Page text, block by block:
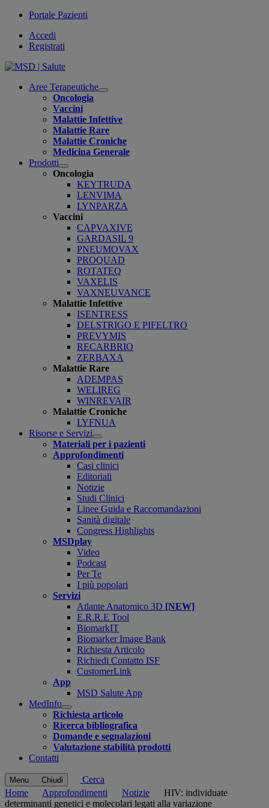
Portale Pazienti
Accedi
Registrati
Aree Terapeutiche
Open
Oncologia
Vaccini
Malattie Infettive
Malattie Rare
Malattie Croniche
Medicina Generale
Prodotti
Open
submenu
Oncologia
KEYTRUDA
LENVIMA
LYNPARZA
Vaccini
CAPVAXIVE
GARDASIL 9
PNEUMOVAX
PROQUAD
ROTATEQ
VAXELIS
VAXNEUVANCE
Malattie Infettive
ISENTRESS
DELSTRIGO E PIFELTRO
PREVYMIS
RECARBRIO
ZERBAXA
Malattie Rare
ADEMPAS
WELIREG
WINREVAIR
Malattie Croniche
LYFNUA
Risorse e Servizi
Open
submenu
Materiali per i pazienti
Approfondimenti
Casi clinici
Editoriali
Notizie
Studi Clinici
Linee Guida e Raccomandazioni
Sanità digitale
Congress Highlights
MSDplay
Video
Podcast
Per Te
I più popolari
Servizi
Atlante Anatomico 3D [NEW]
E.R.R.E Tool
BiomarkIT
Biomarker Image Bank
Richiesta Articolo
Richiedi Contatto ISF
CustomerLink
App
MSD Salute App
MedInfo
Open
submenu
Richiesta articolo
Ricerca bibliografica
Domande e segnalazioni
Valutazione stabilità prodotti
Contatti
Menu Chiudi
Cerca
Home
Approfondimenti Notizie
HIV: individuate
determinanti genetici e molecolari legati alla variazione